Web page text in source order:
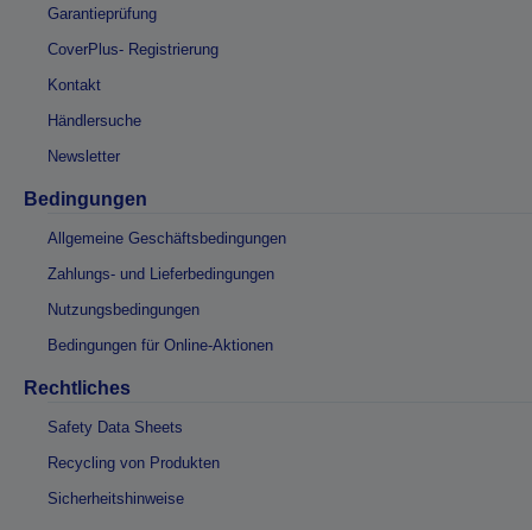
Garantieprüfung
CoverPlus- Registrierung
Kontakt
Händlersuche
Newsletter
Bedingungen
Allgemeine Geschäftsbedingungen
Zahlungs- und Lieferbedingungen
Nutzungsbedingungen
Bedingungen für Online-Aktionen
Rechtliches
Safety Data Sheets
Recycling von Produkten
Sicherheitshinweise